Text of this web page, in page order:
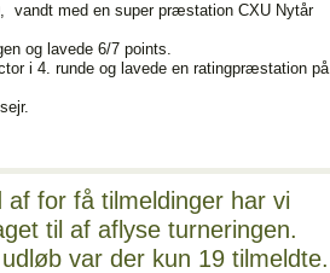
vandt med en super præstation CXU Nytår
og lavede 6/7 points.
i 4. runde og lavede en ratingpræstation på
af for få tilmeldinger har vi
til af aflyse turneringen.
var der kun 19 tilmeldte.